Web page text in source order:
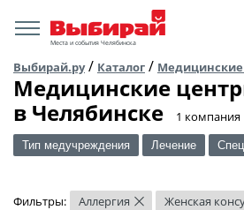
Места и события Челябинска
Выбирай.ру/ Каталог /
Медицинские
в Челябинске
​1 компания
Тип медучреждения Лечение
Фильтры: Аллергия × Женская